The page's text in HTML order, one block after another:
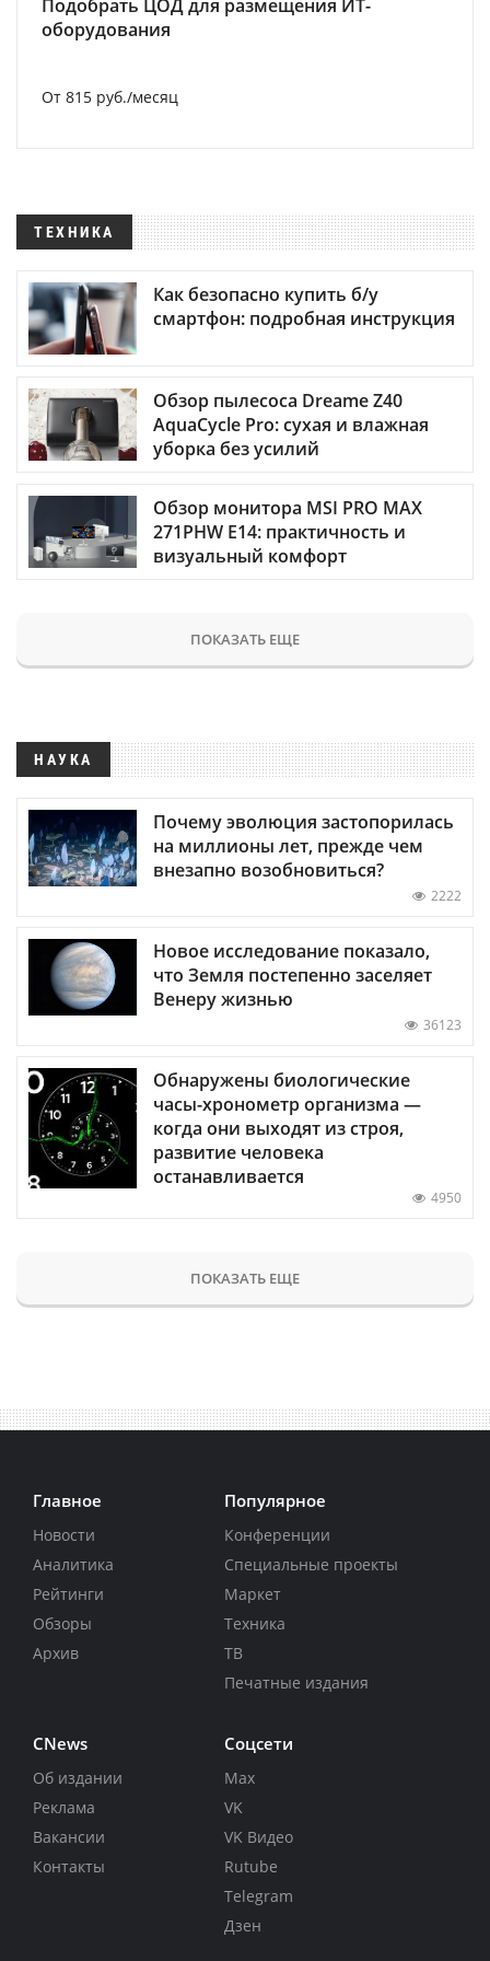
Подобрать ЦОД для размещения ИТ-
оборудования
От 815 руб./месяц
ТЕХНИКА
Как безопасно купить б/у
смартфон: подробная инструкция
Обзор пылесоса Dreame Z40
AquaCycle Pro: сухая и влажная
уборка без усилий
Обзор монитора MSI PRO MAX
271PHW E14: практичность и
визуальный комфорт
ПОКАЗАТЬ ЕЩЕ
НАУКА
Почему эволюция застопорилась
на миллионы лет, прежде чем
внезапно возобновиться?
2222
Новое исследование показало,
что Земля постепенно заселяет
Венеру жизнью
36123
Обнаружены биологические
часы-хронометр организма —
когда они выходят из строя,
развитие человека
останавливается
4950
ПОКАЗАТЬ ЕЩЕ
Главное
Новости
Аналитика
Рейтинги
Обзоры
Архив
Популярное
Конференции
Специальные проекты
Маркет
Техника
ТВ
Печатные издания
CNews
Об издании
Реклама
Вакансии
Контакты
Соцсети
Max
VK
VK Видео
Rutube
Telegram
Дзен